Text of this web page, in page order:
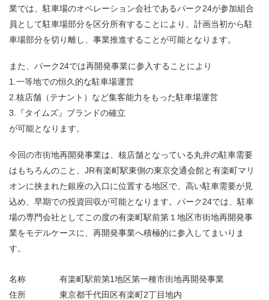
業では、駐車場のオペレーション会社であるパーク24が参加組合
員として駐車場部分を区分所有することにより、計画当初から駐
車場部分を切り離し、事業推進することが可能となります。
また、パーク24では再開発事業に参入することにより
1.一等地での恒久的な駐車場運営
2.核店舗（テナント）など集客能力をもった駐車場運営
3.『タイムズ』ブランドの確立
が可能となります。
今回の市街地再開発事業は、核店舗となっている丸井の駐車需要
はもちろんのこと、JR有楽町駅東側の東京交通会館と有楽町マリ
オンに挟まれた銀座の入口に位置する地区で、高い駐車需要が見
込め、早期での投資回収が可能となります。パーク24では、駐車
場の専門会社としてこの度の有楽町駅前第１地区市街地再開発事
業をモデルケースに、再開発事業へ積極的に参入してまいりま
す。
名称
有楽町駅前第1地区第一種市街地再開発事業
住所
東京都千代田区有楽町2丁目地内